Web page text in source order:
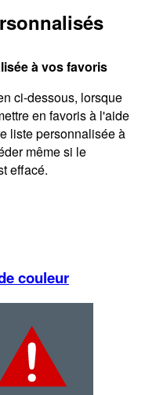
à vos favoris
ci-dessous, lorsque
en favoris à l'aide
liste personnalisée à
même si le
effacé.
couleur